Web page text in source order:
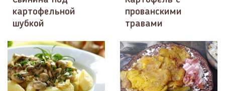
картофельной
шубкой
прованскими
травами